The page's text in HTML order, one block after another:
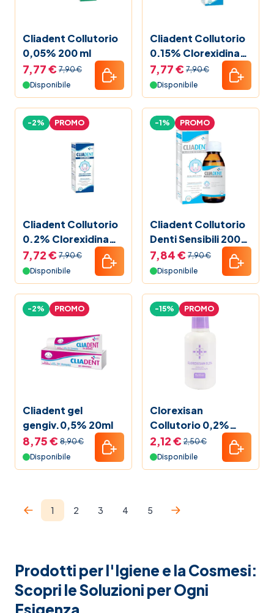
Cliadent Collutorio
0,05% 200 ml
7,77 € 7,90 €
Disponibile
Cliadent Collutorio
0.15% Clorexidina
250ml
7,77 € 7,90 €
Disponibile
Cliadent Collutorio
0.2% Clorexidina
200ml
-2% PROMO
7,72 € 7,90 €
Disponibile
Cliadent Collutorio
Denti Sensibili 200
ml
-1% PROMO
7,84 € 7,90 €
Disponibile
Cliadent gel
gengiv.0,5% 20ml
-2% PROMO
8,75 € 8,90 €
Disponibile
Clorexisan
Collutorio 0,2%
150ml
-15% PROMO
2,12 € 2,50 €
Disponibile
Attualmente stai leggendo la pagina
1 Pagina
2 Pagina
3 Pagina
4 Pagina
5
Prodotti per l'Igiene e la Cosmesi:
Scopri le Soluzioni per Ogni